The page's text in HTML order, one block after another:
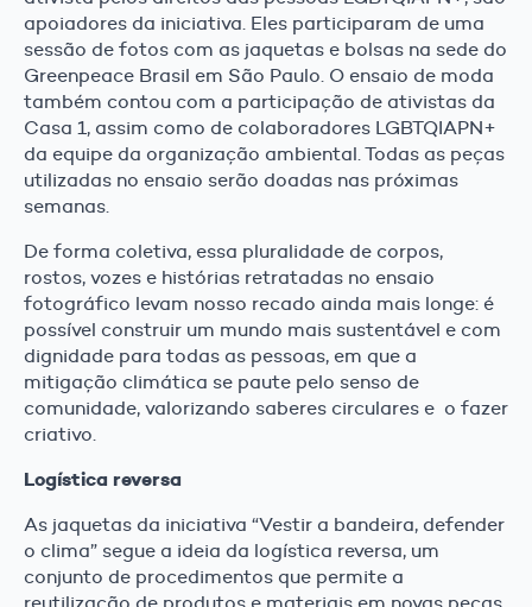
apoiadores da iniciativa. Eles participaram de uma
sessão de fotos com as jaquetas e bolsas na sede do
Greenpeace Brasil em São Paulo. O ensaio de moda
também contou com a participação de ativistas da
Casa 1, assim como de colaboradores LGBTQIAPN+
da equipe da organização ambiental. Todas as peças
utilizadas no ensaio serão doadas nas próximas
semanas.
De forma coletiva, essa pluralidade de corpos,
rostos, vozes e histórias retratadas no ensaio
fotográfico levam nosso recado ainda mais longe: é
possível construir um mundo mais sustentável e com
dignidade para todas as pessoas, em que a
mitigação climática se paute pelo senso de
comunidade, valorizando saberes circulares e o fazer
criativo.
Logística reversa
As jaquetas da iniciativa “Vestir a bandeira, defender
o clima” segue a ideia da logística reversa, um
conjunto de procedimentos que permite a